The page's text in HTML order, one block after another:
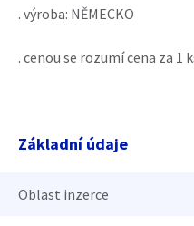
. výroba: NĚMECKO
. cenou se rozumí cena za 1
Základní údaje
Oblast inzerce